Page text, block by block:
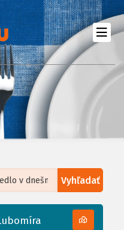
Vyhľadať
ofHumanitarian OpenStreetMap